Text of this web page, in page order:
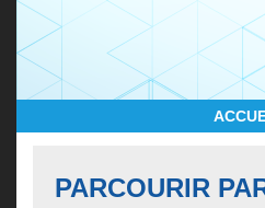
PARCOURIR